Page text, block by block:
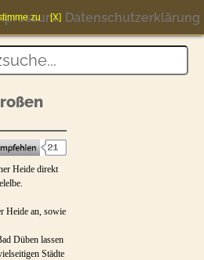
Datenschutzerklärung
Heide direkt
Heide an, sowie
Düben lassen
Städte
zu [X]